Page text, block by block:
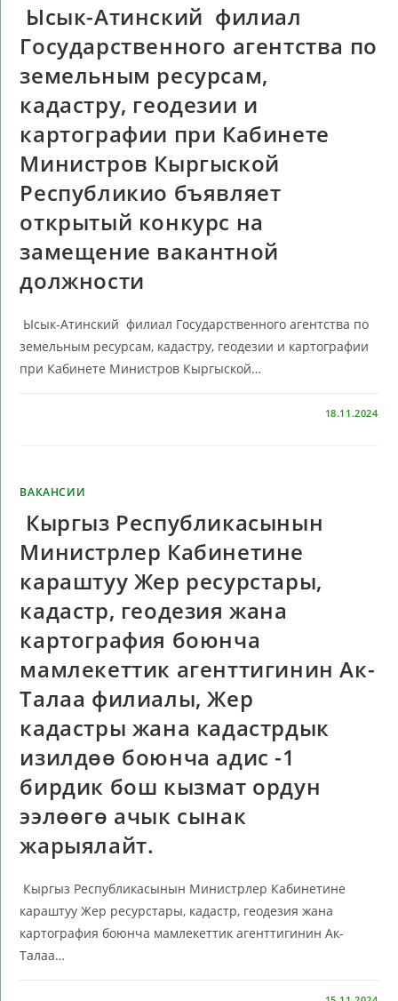
Ысык-Атинский филиал
Государственного агентства по
земельным ресурсам,
кадастру, геодезии и
картографии при Кабинете
Министров Кыргыской
Республикио бъявляет
открытый конкурс на
замещение вакантной
должности
Ысык-Атинский филиал Государственного агентства по
земельным ресурсам, кадастру, геодезии и картографии
при Кабинете Министров Кыргыской…
18.11.2024
ВАКАНСИИ
Кыргыз Республикасынын
Министрлер Кабинетине
караштуу Жер ресурстары,
кадастр, геодезия жана
картография боюнча
мамлекеттик агенттигинин Ак-
Талаа филиалы, Жер
кадастры жана кадастрдык
изилдөө боюнча адис -1
бирдик бош кызмат ордун
ээлөөгө ачык сынак
жарыялайт.
Кыргыз Республикасынын Министрлер Кабинетине
караштуу Жер ресурстары, кадастр, геодезия жана
картография боюнча мамлекеттик агенттигинин Ак-
Талаа…